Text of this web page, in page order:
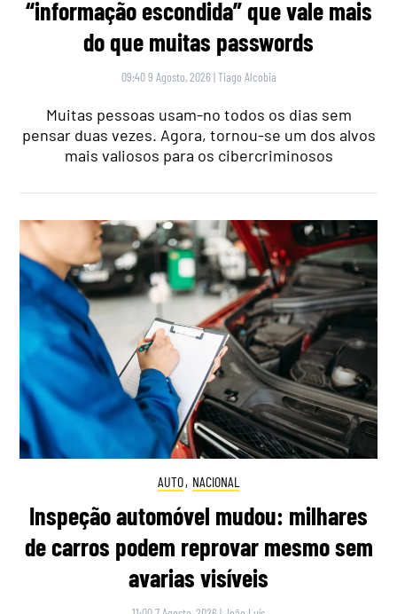
“informação escondida” que vale mais
do que muitas passwords
09:40 9 Agosto, 2026 |Tiago Alcobia
Muitas pessoas usam-no todos os dias sem
pensar duas vezes. Agora, tornou-se um dos alvos
mais valiosos para os cibercriminosos
AUTO, NACIONAL
Inspeção automóvel mudou: milhares
de carros podem reprovar mesmo sem
avarias visíveis